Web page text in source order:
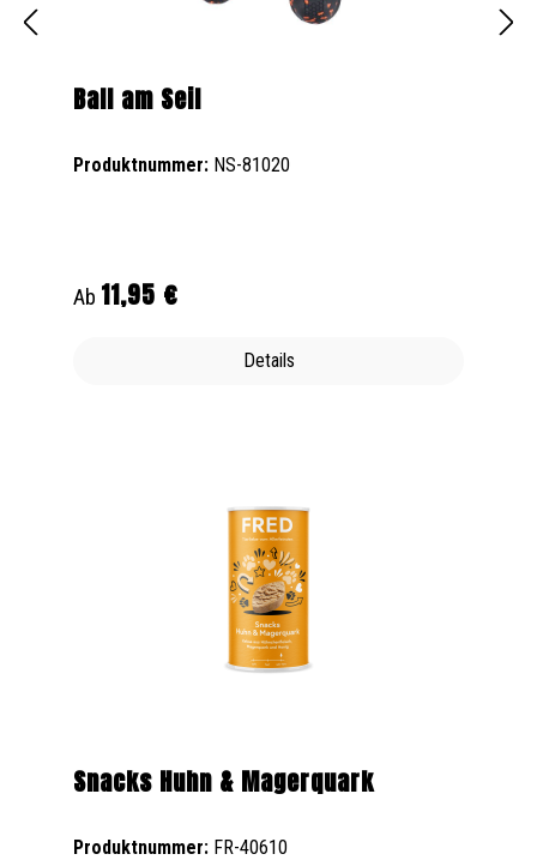
Ball am Seil
Produktnummer: NS-81020
Regulärer Preis:
Ab 11,95 €
Details
Snacks Huhn & Magerquark
Produktnummer: FR-40610